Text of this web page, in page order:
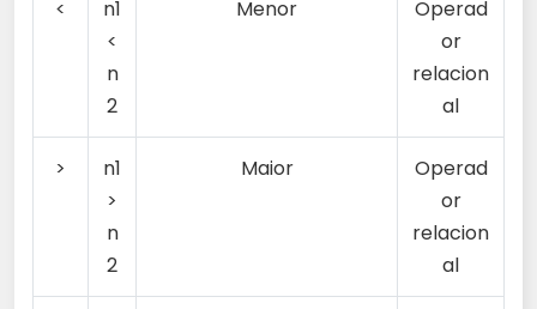
<
n1
<
n
2
Menor
Operad
or
relacion
al
>
n1
>
n
2
Maior
Operad
or
relacion
al